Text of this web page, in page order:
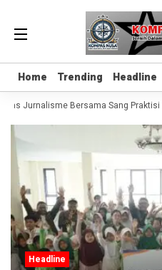
Home Trending Headline
Home Trending Headline
Jurnalisme Bersama Sang Praktisi
Headline